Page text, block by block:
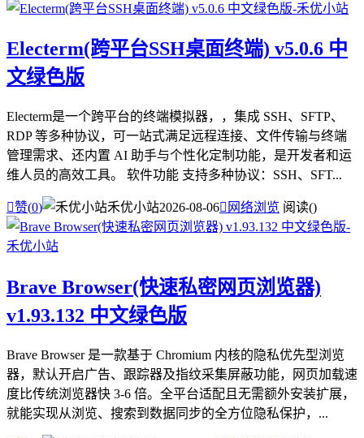
Electerm(跨平台SSH桌面终端) v5.0.6 中
文绿色版
Electerm是一个跨平台的终端模拟器，，集成 SSH、SFTP、
RDP 等多种协议，可一站式满足远程连接、文件传输与终端
管理需求、还内置 AI 助手与个性化定制功能，是开发者和运
维人员的高效工具。 软件功能 支持多种协议：SSH、SFT...
赞(0) 禾优小站2026-08-06 网络浏览 阅读()
Brave Browser(快速私密网页浏览器)
v1.93.132 中文绿色版
Brave Browser 是一款基于 Chromium 内核的隐私优先型浏览
器，默认开启广告、跟踪器及指纹采集屏蔽功能，网页加载速
度比传统浏览器快 3-6 倍。全平台适配且无需额外安装扩展，
就能实现从浏览、搜索到数据同步的全方位隐私保护，...